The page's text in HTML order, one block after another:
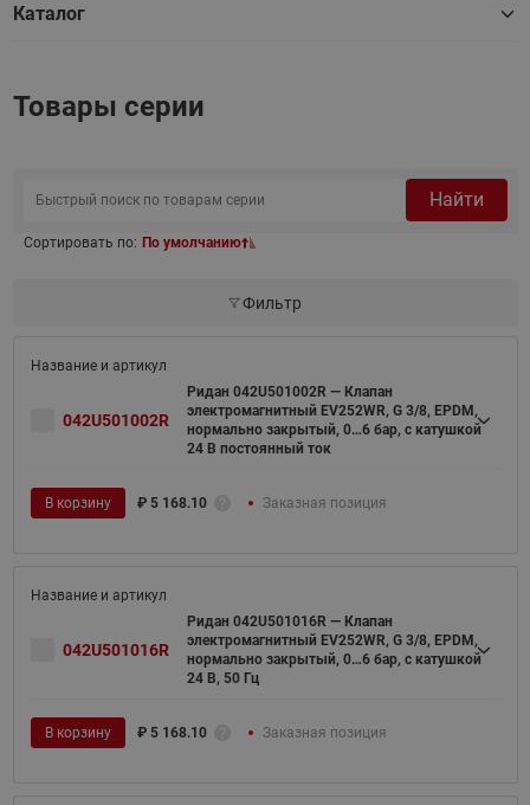
Каталог
Товары серии
Найти
Сортировать по: По умолчанию
Фильтр
042U501002R
Ридан 042U501002R — Клапан
электромагнитный EV252WR, G 3/8, EPDM,
нормально закрытый, 0…6 бар, с катушкой
24 В постоянный ток
В корзину ₽ 5 168.10 Заказная позиция
042U501016R
Ридан 042U501016R — Клапан
электромагнитный EV252WR, G 3/8, EPDM,
нормально закрытый, 0…6 бар, с катушкой
24 В, 50 Гц
В корзину ₽ 5 168.10 Заказная позиция